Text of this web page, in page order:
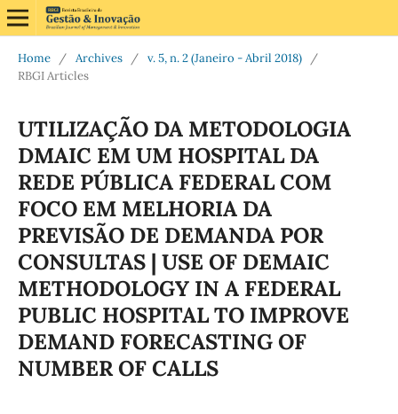
Home / Archives / v. 5, n. 2 (Janeiro - Abril 2018)
/
RBGI Articles
UTILIZAÇÃO DA METODOLOGIA
DMAIC EM UM HOSPITAL DA
REDE PÚBLICA FEDERAL COM
FOCO EM MELHORIA DA
PREVISÃO DE DEMANDA POR
CONSULTAS | USE OF DEMAIC
METHODOLOGY IN A FEDERAL
PUBLIC HOSPITAL TO IMPROVE
DEMAND FORECASTING OF
NUMBER OF CALLS